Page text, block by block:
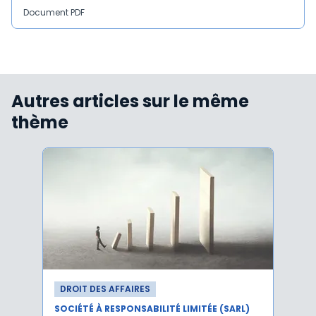
Document PDF
Autres articles sur le même
thème
DROIT DES AFFAIRES
SOCIÉTÉ À RESPONSABILITÉ LIMITÉE (SARL)